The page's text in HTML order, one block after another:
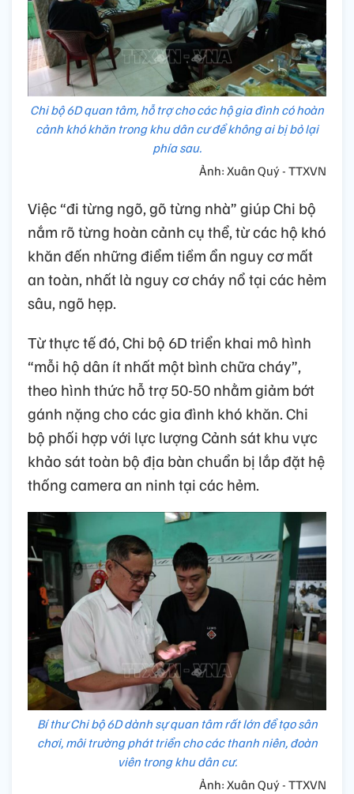
Chi bộ 6D quan tâm, hỗ trợ cho các hộ gia đình có hoàn
cảnh khó khăn trong khu dân cư để không ai bị bỏ lại
phía sau.
Ảnh: Xuân Quý - TTXVN
Việc “đi từng ngõ, gõ từng nhà” giúp Chi bộ
nắm rõ từng hoàn cảnh cụ thể, từ các hộ khó
khăn đến những điểm tiềm ẩn nguy cơ mất
an toàn, nhất là nguy cơ cháy nổ tại các hẻm
sâu, ngõ hẹp.
Từ thực tế đó, Chi bộ 6D triển khai mô hình
“mỗi hộ dân ít nhất một bình chữa cháy”,
theo hình thức hỗ trợ 50-50 nhằm giảm bớt
gánh nặng cho các gia đình khó khăn. Chi
bộ phối hợp với lực lượng Cảnh sát khu vực
khảo sát toàn bộ địa bàn chuẩn bị lắp đặt hệ
thống camera an ninh tại các hẻm.
Bí thư Chi bộ 6D dành sự quan tâm rất lớn để tạo sân
chơi, môi trường phát triển cho các thanh niên, đoàn
viên trong khu dân cư.
Ảnh: Xuân Quý - TTXVN